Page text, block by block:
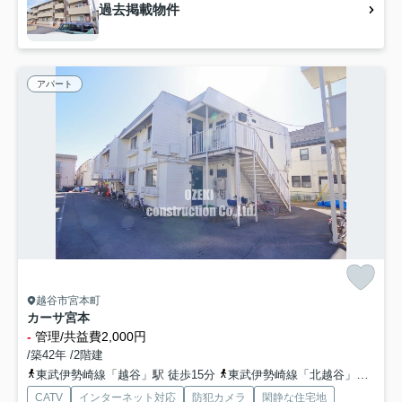
過去掲載物件
アパート
越谷市宮本町
カーサ宮本
- 管理/共益費2,000円
/築42年 /2階建
東武伊勢崎線「越谷」駅 徒歩15分
東武伊勢崎線「北越谷」駅 徒歩26分
CATV インターネット対応 防犯カメラ 閑静な住宅地